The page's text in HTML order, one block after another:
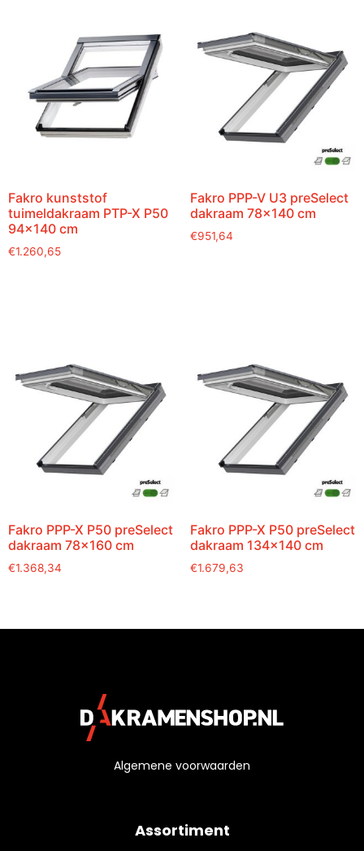
Fakro kunststof
tuimeldakraam PTP-X P50
94×140 cm
€1.260,65
Fakro PPP-V U3 preSelect
dakraam 78×140 cm
€951,64
Fakro PPP-X P50 preSelect
dakraam 78×160 cm
€1.368,34
Fakro PPP-X P50 preSelect
dakraam 134×140 cm
€1.679,63
Algemene voorwaarden
Assortiment